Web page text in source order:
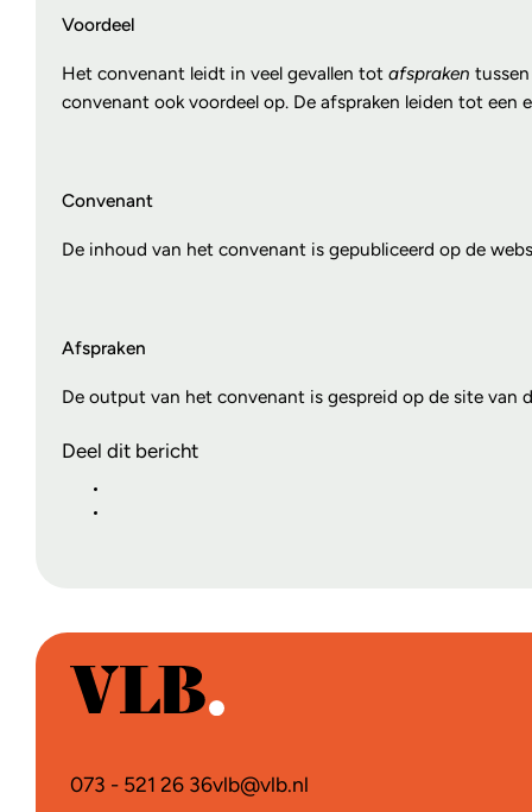
Voordeel
Het convenant leidt in veel gevallen tot afspraken
convenant ook voordeel op. De afspraken leiden tot
Convenant
De inhoud van het convenant is gepubliceerd op de
Afspraken
De output van het convenant is gespreid op de site van
Deel dit bericht
073 - 521 26 36vlb@vlb.nl